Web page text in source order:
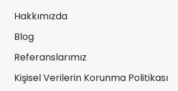
Hakkımızda
Blog
Referanslarımız
Kişisel Verilerin Korunma Politikası